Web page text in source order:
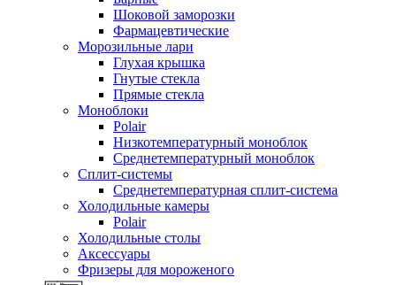
Шоковой заморозки
Фармацевтические
Морозильные лари
Глухая крышка
Гнутые стекла
Прямые стекла
Моноблоки
Polair
Низкотемпературный моноблок
Среднетемпературный моноблок
Сплит-системы
Среднетемпературная сплит-система
Холодильные камеры
Polair
Холодильные столы
Аксессуары
Фризеры для мороженого